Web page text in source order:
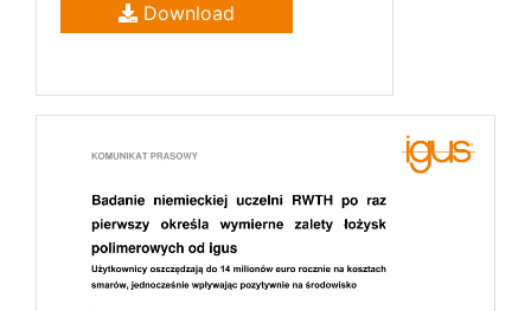
Download